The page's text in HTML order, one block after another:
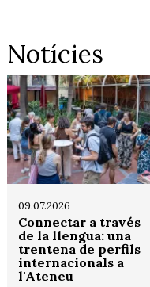
Notícies
09.07.2026
Connectar a través
de la llengua: una
trentena de perfils
internacionals a
l'Ateneu